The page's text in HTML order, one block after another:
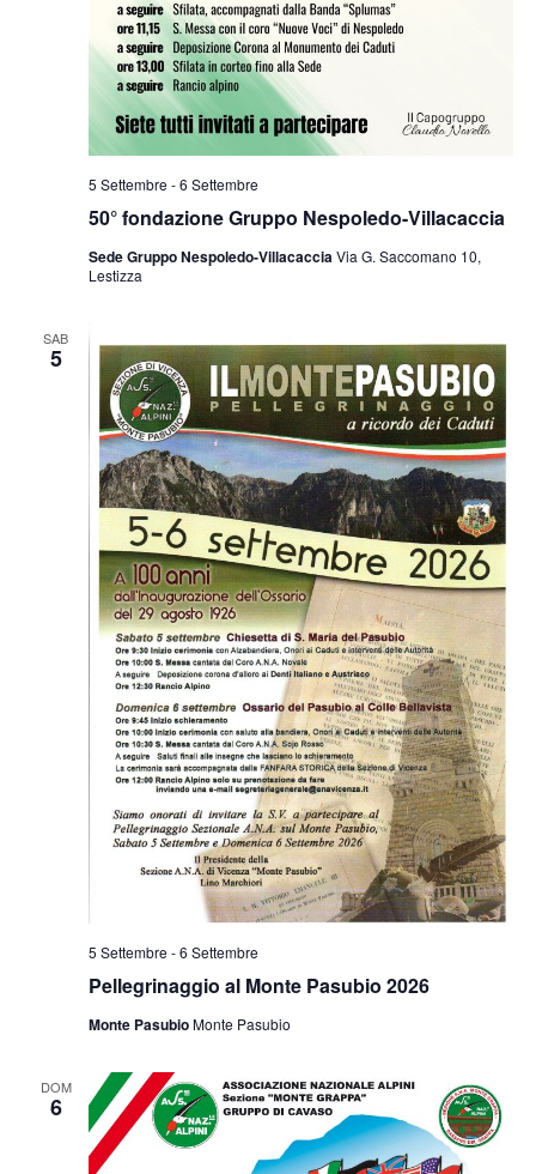
50° fondazione Gruppo Nespoledo-Villacaccia
5 Settembre -6 Settembre
Sede Gruppo Nespoledo-VillacacciaVia G. Saccomano 10,
Lestizza
SAB
5
Pellegrinaggio al Monte Pasubio 2026
5 Settembre -6 Settembre
Monte PasubioMonte Pasubio
DOM
6